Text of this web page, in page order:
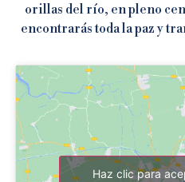
orillas del río, en pleno
encontrarás toda la paz y
Haz clic para